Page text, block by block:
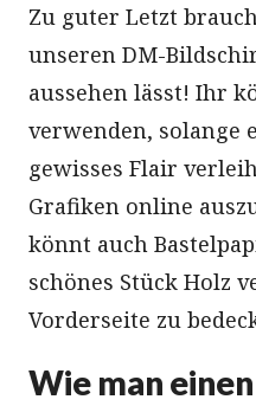
Zu guter Letzt
unseren DM-
aussehen lässt! Ihr
verwenden, solange
gewisses Flair
Grafiken online
könnt auch
schönes Stück Holz
Vorderseite zu
Wie man